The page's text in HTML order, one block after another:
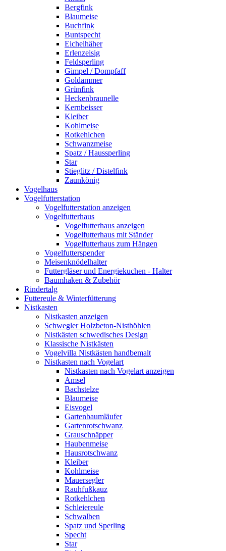
Bergfink
Blaumeise
Buchfink
Buntspecht
Eichelhäher
Erlenzeisig
Feldsperling
Gimpel / Dompfaff
Goldammer
Grünfink
Heckenbraunelle
Kernbeisser
Kleiber
Kohlmeise
Rotkehlchen
Schwanzmeise
Spatz / Haussperling
Star
Stieglitz / Distelfink
Zaunkönig
Vogelhaus
Vogelfutterstation
Vogelfutterstation anzeigen
Vogelfutterhaus
Vogelfutterhaus anzeigen
Vogelfutterhaus mit Ständer
Vogelfutterhaus zum Hängen
Vogelfutterspender
Meisenknödelhalter
Futtergläser und Energiekuchen - Halter
Baumhaken & Zubehör
Rindertalg
Futtereule & Winterfütterung
Nistkasten
Nistkasten anzeigen
Schwegler Holzbeton-Nisthöhlen
Nistkästen schwedisches Design
Klassische Nistkästen
Vogelvilla Nistkästen handbemalt
Nistkasten nach Vogelart
Nistkasten nach Vogelart anzeigen
Amsel
Bachstelze
Blaumeise
Eisvogel
Gartenbaumläufer
Gartenrotschwanz
Grauschnäpper
Haubenmeise
Hausrotschwanz
Kleiber
Kohlmeise
Mauersegler
Rauhfußkauz
Rotkehlchen
Schleiereule
Schwalben
Spatz und Sperling
Specht
Star